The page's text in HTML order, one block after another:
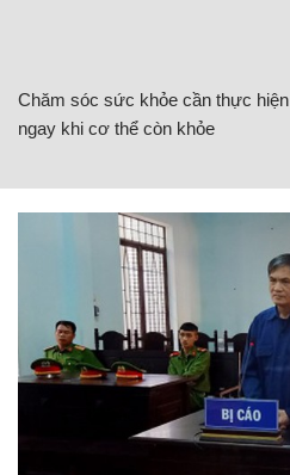
Chăm sóc sức khỏe cần thực hiện
ngay khi cơ thể còn khỏe